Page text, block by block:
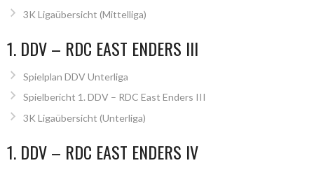
3K Ligaübersicht (Mittelliga)
1. DDV – RDC EAST ENDERS III
Spielplan DDV Unterliga
Spielbericht 1. DDV – RDC East Enders III
3K Ligaübersicht (Unterliga)
1. DDV – RDC EAST ENDERS IV